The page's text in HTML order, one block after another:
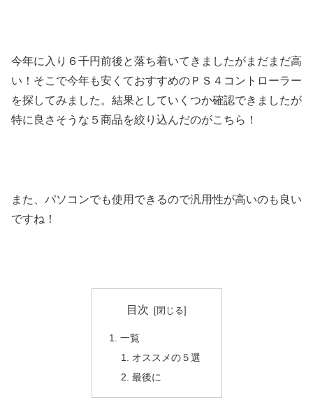
今年に入り６千円前後と落ち着いてきましたがまだまだ高
い！そこで今年も安くておすすめのＰＳ４コントローラー
を探してみました。結果としていくつか確認できましたが
特に良さそうな５商品を絞り込んだのがこちら！
また、パソコンでも使用できるので汎用性が高いのも良い
ですね！
目次
一覧
オススメの５選
最後に